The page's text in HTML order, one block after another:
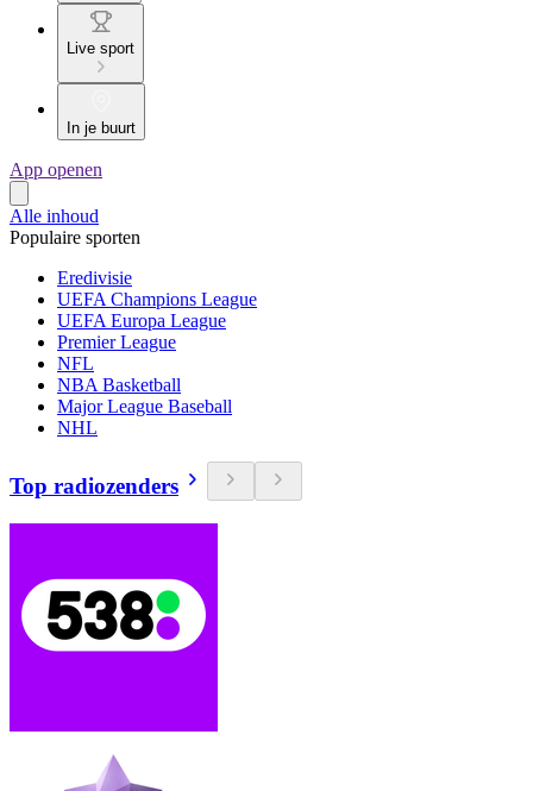
Live sport
In je buurt
App openen
Alle inhoud
Populaire sporten
Eredivisie
UEFA Champions League
UEFA Europa League
Premier League
NFL
NBA Basketball
Major League Baseball
NHL
Top radiozenders